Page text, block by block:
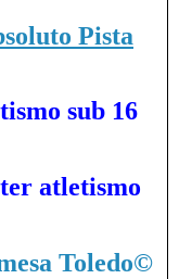
Pista
sub 16
atletismo
Toledo©